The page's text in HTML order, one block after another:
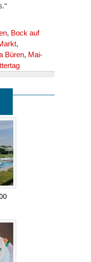
, Bock auf
,
Büren, Mai-